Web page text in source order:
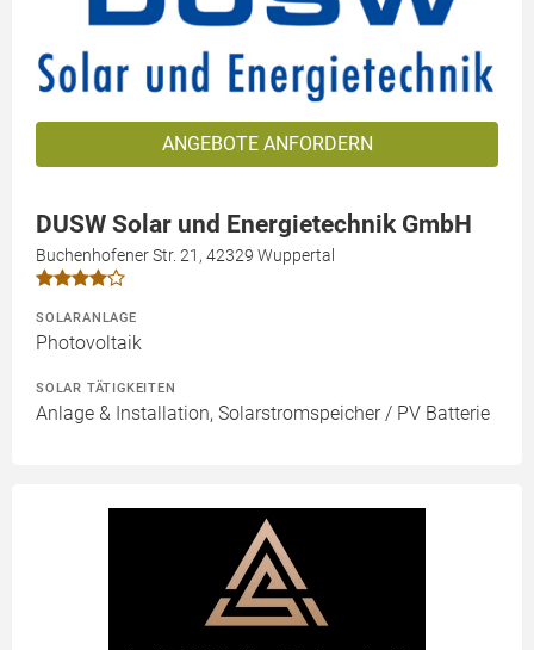
ANGEBOTE ANFORDERN
DUSW Solar und Energietechnik GmbH
Buchenhofener Str. 21, 42329 Wuppertal
SOLARANLAGE
Photovoltaik
SOLAR TÄTIGKEITEN
Anlage & Installation, Solarstromspeicher / PV Batterie